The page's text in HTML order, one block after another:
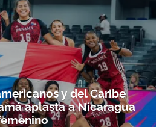
y del Caribe
aplasta a Nicaragua